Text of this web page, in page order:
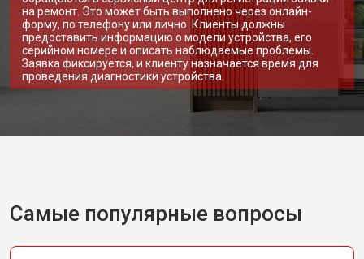
на ремонт. Это может быть выполнено через онлайн-
форму, по телефону или лично. Клиенты должны
предоставить информацию о модели устройства, его
серийном номере и описать наблюдаемые проблемы.
Заявка фиксируется, и клиенту назначается время для
проведения диагностики устройства.
Самые популярные вопросы